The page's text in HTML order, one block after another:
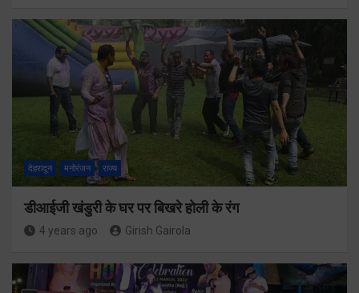
देहरादून मनोरंजन राज्य
डीआईजी खंडुरी के घर पर बिखरे होली के रंग
4 years ago Girish Gairola